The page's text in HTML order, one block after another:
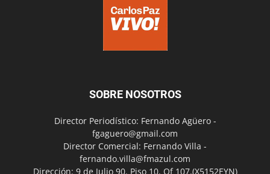
SOBRE NOSOTROS
Director Periodístico: Fernando Agüero -
fgaguero@gmail.com
Director Comercial: Fernando Villa -
fernando.villa@fmazul.com
Dirección: 9 de Julio 90. Piso 10. Of 107.(X5152EYN)